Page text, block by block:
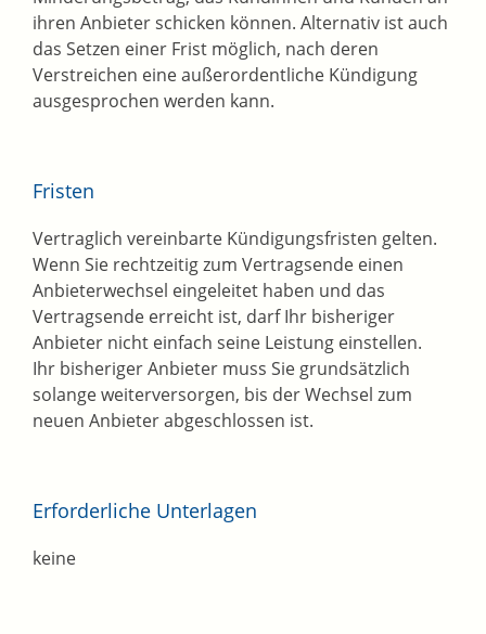
ihren Anbieter schicken können. Alternativ ist auch
das Setzen einer Frist möglich, nach deren
Verstreichen eine außerordentliche Kündigung
ausgesprochen werden kann.
Fristen
Vertraglich vereinbarte Kündigungsfristen gelten.
Wenn Sie rechtzeitig zum Vertragsende einen
Anbieterwechsel eingeleitet haben und das
Vertragsende erreicht ist, darf Ihr bisheriger
Anbieter nicht einfach seine Leistung einstellen.
Ihr bisheriger Anbieter muss Sie grundsätzlich
solange weiterversorgen, bis der Wechsel zum
neuen Anbieter abgeschlossen ist.
Erforderliche Unterlagen
keine